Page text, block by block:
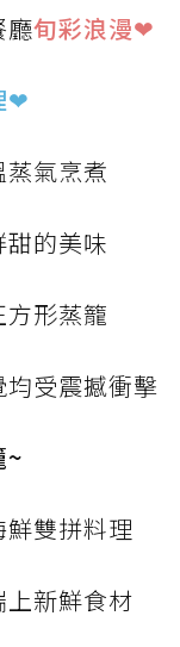
廳旬彩浪漫❤
❤
氣烹煮
的美味
形蒸籠
受震撼衝擊
~
雙拼料理
新鮮食材